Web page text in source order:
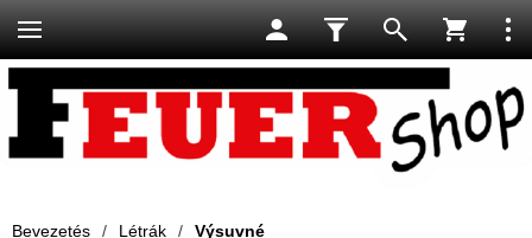
Bevezetés / Létrák / Výsuvné